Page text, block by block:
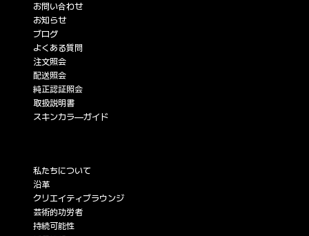
お問い合わせ
お知らせ
ブログ
よくある質問
注文照会
配送照会
純正認証照会
取扱説明書
スキンカラ―ガイド
私たちについて
沿革
クリエイティブラウンジ
芸術的功労者
持続可能性